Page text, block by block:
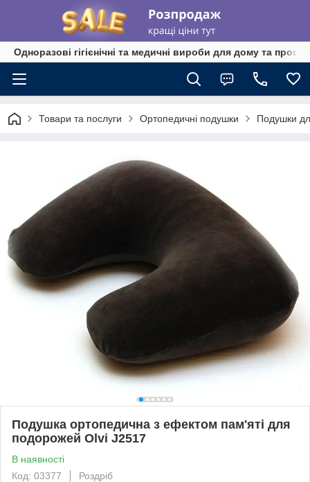
Одноразові гігієнічні та медичні вироби для дому та
Товари та послуги Ортопедичні подушки Подушки
Подушка ортопедична з ефектом пам'яті для
подорожей Olvi J2517
В наявності
Код: 03377
Роздріб